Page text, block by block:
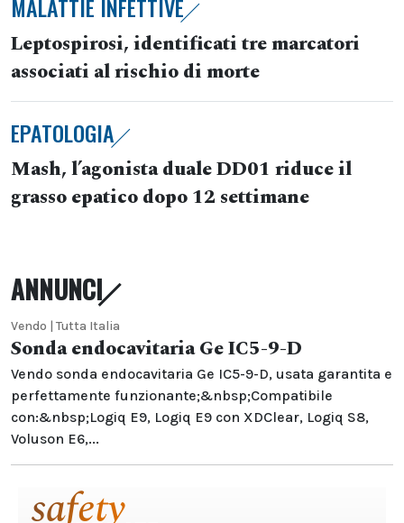
MALATTIE INFETTIVE
Leptospirosi, identificati tre marcatori
associati al rischio di morte
EPATOLOGIA
Mash, l’agonista duale DD01 riduce il
grasso epatico dopo 12 settimane
ANNUNCI
Vendo | Tutta Italia
Sonda endocavitaria Ge IC5-9-D
Vendo sonda endocavitaria Ge IC5-9-D, usata garantita e
perfettamente funzionante;&nbsp;Compatibile
con:&nbsp;Logiq E9, Logiq E9 con XDClear, Logiq S8,
Voluson E6,...